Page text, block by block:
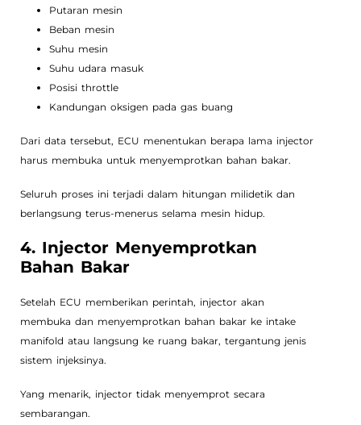
Putaran mesin
Beban mesin
Suhu mesin
Suhu udara masuk
Posisi throttle
Kandungan oksigen pada gas buang
Dari data tersebut, ECU menentukan berapa lama injector
harus membuka untuk menyemprotkan bahan bakar.
Seluruh proses ini terjadi dalam hitungan milidetik dan
berlangsung terus-menerus selama mesin hidup.
4. Injector Menyemprotkan
Bahan Bakar
Setelah ECU memberikan perintah, injector akan
membuka dan menyemprotkan bahan bakar ke intake
manifold atau langsung ke ruang bakar, tergantung jenis
sistem injeksinya.
Yang menarik, injector tidak menyemprot secara
sembarangan.